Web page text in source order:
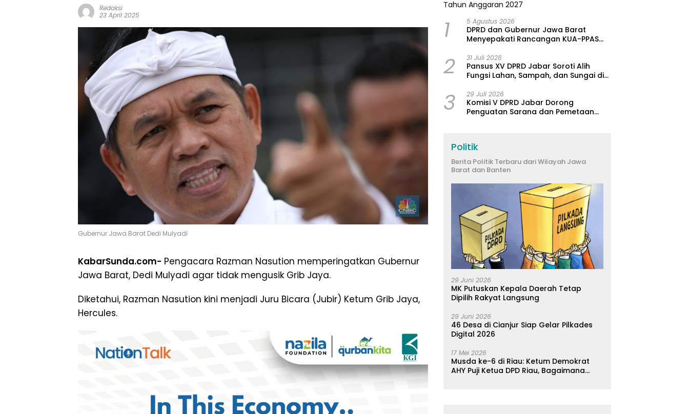
Redaksi
23 April 2025
Gubernur Jawa Barat Dedi Mulyadi
KabarSunda.com- Pengacara Razman Nasution memperingatkan Gubernur
Jawa Barat, Dedi Mulyadi agar tidak mengusik Grib Jaya.
Diketahui, Razman Nasution kini menjadi Juru Bicara (Jubir) Ketum Grib Jaya,
Hercules.
1 5 Agustus 2026
DPRD dan Gubernur Jawa Barat
Menyepakati Rancangan KUA-PPAS
2 31 Juli 2026
Pansus XV DPRD Jabar Soroti Alih
Fungsi Lahan, Sampah, dan Sungai di
3 29 Juli 2026
Komisi V DPRD Jabar Dorong
Penguatan Sarana dan Pemetaan
Politik
Berita Politik Terbaru dari Wilayah Jawa
Barat dan Banten
29 Juni 2026
MK Putuskan Kepala Daerah Tetap
Dipilih Rakyat Langsung
29 Juni 2026
46 Desa di Cianjur Siap Gelar Pilkades
Digital 2026
17 Mei 2026
Musda ke-6 di Riau: Ketum Demokrat
AHY Puji Ketua DPD Riau, Bagaimana